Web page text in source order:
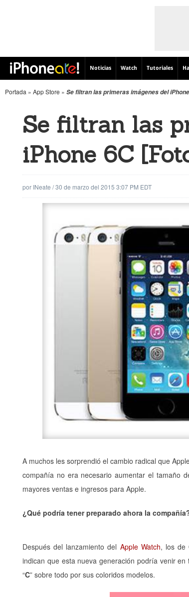
Noticias Watch Tutoriales
Portada » App Store » Se filtran las primeras imágenes del
Se filtran las
iPhone 6C
por INeate /30 de marzo del 2015 3:07 PM EDT
A muchos les sorprendió el cambio radical que
compañía no era necesario aumentar el tamaño
mayores ventas e ingresos para Apple.
¿Qué podría tener preparado ahora la
Después del lanzamiento del Apple Watch, los de
indican que esta nueva generación podría venir
“C” sobre todo por sus coloridos modelos.